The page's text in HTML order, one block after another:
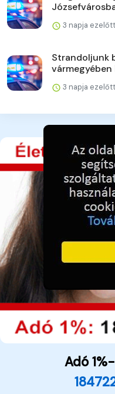
3 napja ezelőtt
Strandoljunk
vármegyében
3 napja ezelőtt
Adó